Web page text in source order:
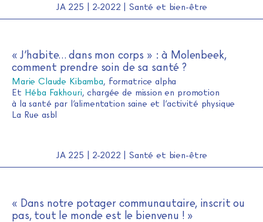
JA 225 | 2-2022 | Santé et bien-être
« J’habite… dans mon corps » : à Molenbeek,
comment prendre soin de sa santé ?
Marie Claude Kibamba, formatrice alpha
Et Héba Fakhouri, chargée de mission en promotion
à la santé par l’alimentation saine et l’activité physique
La Rue asbl
JA 225 | 2-2022 | Santé et bien-être
« Dans notre potager communautaire, inscrit ou
pas, tout le monde est le bienvenu ! »